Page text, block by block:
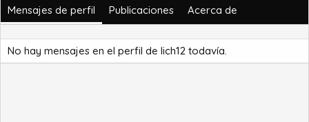
Mensajes de perfil Publicaciones Acerca de
No hay mensajes en el perfil de lich12 todavía.